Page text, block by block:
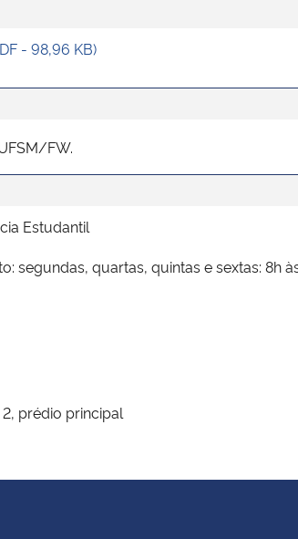
- 98,96 KB)
FW.
Estudantil
segundas, quartas, quintas e sextas: 8h
prédio principal